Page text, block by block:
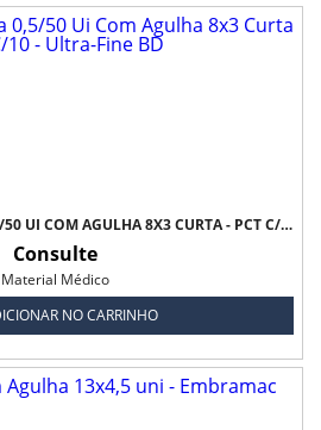
SERINGA DE INSULINA 0,5/50 UI COM AGULHA 8X3 CURTA - PCT C/10 - ULTRA-FINE BD
Consulte
Material Médico
NO CARRINHO